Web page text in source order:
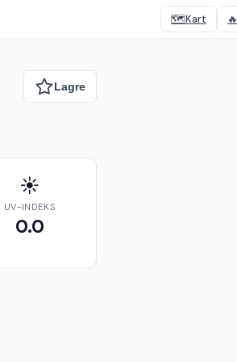
🗺️Kart 🔥
☀️
UV-INDEKS
0.0